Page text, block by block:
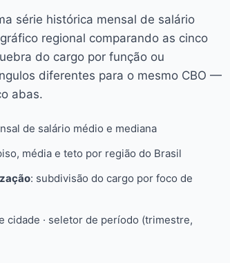
série histórica mensal de salário
regional comparando as cinco
do cargo por função ou
diferentes para o mesmo CBO —
abas.
de salário médio e mediana
média e teto por região do Brasil
: subdivisão do cargo por foco de
cidade · seletor de período (trimestre,